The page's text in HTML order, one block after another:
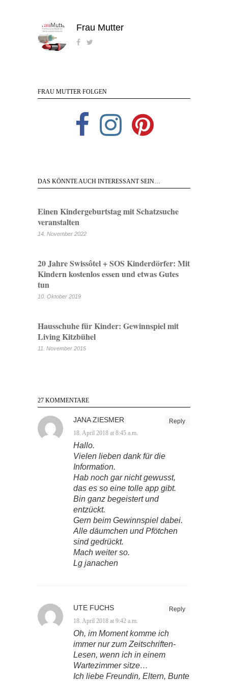
Frau Mutter
FRAU MUTTER FOLGEN
DAS KÖNNTE AUCH INTERESSANT SEIN…
Einen Kindergeburtstag mit Schatzsuche
veranstalten
14. November 2022
20 Jahre Swissôtel + SOS Kinderdörfer: Mit
Kindern kostenlos essen und etwas Gutes
tun
10. Oktober 2019
Hausschuhe für Kinder: Gewinnspiel mit
Living Kitzbühel
11. November 2015
27 KOMMENTARE
Reply
JANA ZIESMER
18. April 2018 at 8:45 a.m.
Hallo.
Vielen lieben dank für die
Information.
Hab noch gar nicht gewusst,
das es so eine tolle app gibt.
Bin ganz begeistert und
entzückt.
Gern beim Gewinnspiel dabei.
Alle däumchen und Pfötchen
sind gedrückt.
Mach weiter so.
Lg janachen
Reply
UTE FUCHS
18. April 2018 at 9:42 a.m.
Oh, im Moment komme ich
immer nur zum Zeitschriften-
Lesen, wenn ich in einem
Wartezimmer sitze…
Ich liebe Freundin, Eltern, Bunte